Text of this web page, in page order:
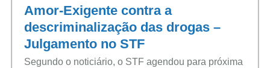
Amor-Exigente contra a
descriminalização das drogas –
Julgamento no STF
Segundo o noticiário, o STF agendou para próxima